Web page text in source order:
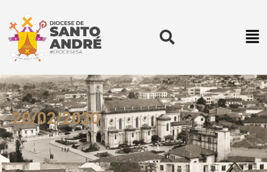
20/02/2020